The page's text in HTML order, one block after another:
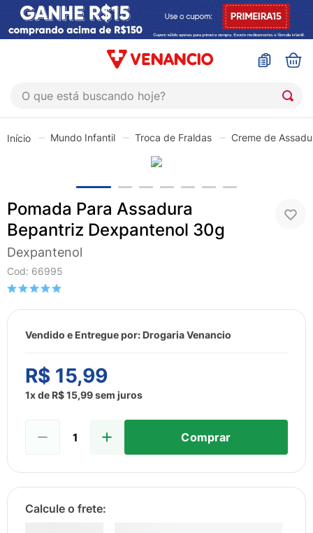
O que está buscando hoje?
Mundo Infantil Troca de Fraldas Creme de
Pomada Para Assadura
Bepantriz Dexpantenol 30g
Dexpantenol
Cod: 66995
Vendido e Entregue por: Drogaria Venancio
R$ 15,99
1x de R$15,99sem juros
Comprar
1º
coristina
4º
admuc
protetor solar
9º
lenço umedecido
10º